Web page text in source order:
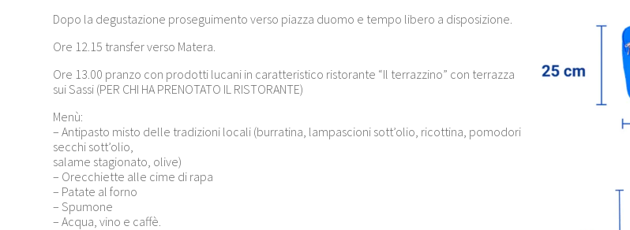
Dopo la degustazione proseguimento verso piazza duomo e tempo libero a disposizione.
Ore 12.15 transfer verso Matera.
Ore 13.00 pranzo con prodotti lucani in caratteristico ristorante “Il terrazzino” con terrazza
sui Sassi (PER CHI HA PRENOTATO IL RISTORANTE)
Menù:
– Antipasto misto delle tradizioni locali (burratina, lampascioni sott’olio, ricottina, pomodori
secchi sott’olio,
salame stagionato, olive)
– Orecchiette alle cime di rapa
– Patate al forno
– Spumone
– Acqua, vino e caffè.